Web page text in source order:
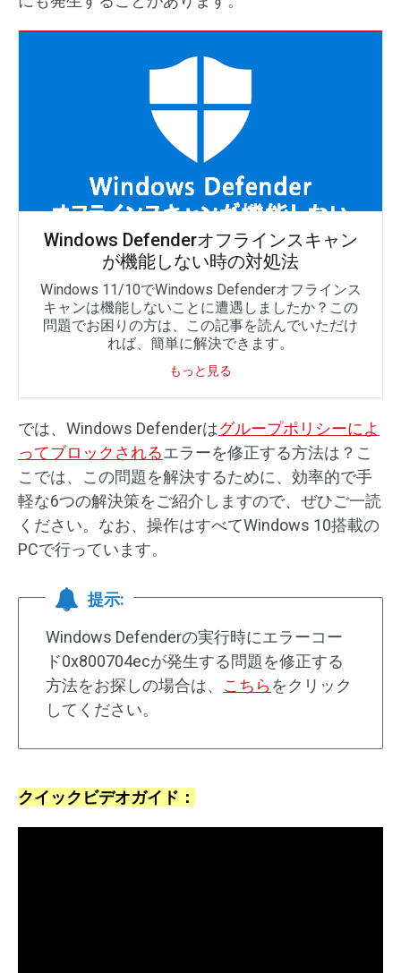
Windows Defenderオフラインスキャン
が機能しない時の対処法
Windows 11/10でWindows Defenderオフラインス
キャンは機能しないことに遭遇しましたか？この
問題でお困りの方は、この記事を読んでいただけ
れば、簡単に解決できます。
もっと見る
では、Windows Defenderはグループポリシーによ
ってブロックされるエラーを修正する方法は？こ
こでは、この問題を解決するために、効率的で手
軽な6つの解決策をご紹介しますので、ぜひご一読
ください。なお、操作はすべてWindows 10搭載の
PCで行っています。
提示:
Windows Defenderの実行時にエラーコー
ド0x800704ecが発生する問題を修正する
方法をお探しの場合は、 こちら をクリック
してください。
クイックビデオガイド：